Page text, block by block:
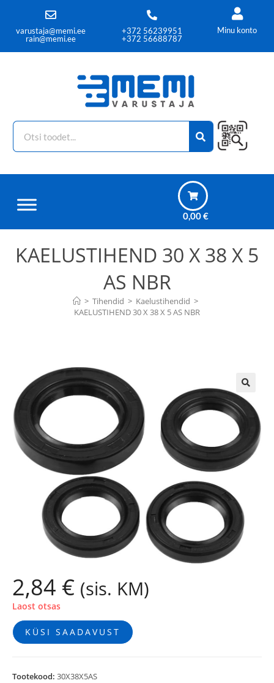
varustaja@memi.ee
rain@memi.ee
+372 56239951
+372 56688787
Minu konto
0,00€
KAELUSTIHEND 30 X 38 X 5
AS NBR
> Tihendid > Kaelustihendid >
KAELUSTIHEND 30 X 38 X 5 AS NBR
🔍
2,84 € (sis. KM)
Laost otsas
KÜSI SAADAVUST
Tootekood: 30X38X5AS